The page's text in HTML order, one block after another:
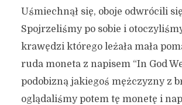
Uśmiechnął się, oboje odwrócili
Spojrzeliśmy po sobie i
krawędzi którego leżała mała
ruda moneta z napisem “In God
podobizną jakiegoś mężczyzny z
oglądaliśmy potem tę monetę i